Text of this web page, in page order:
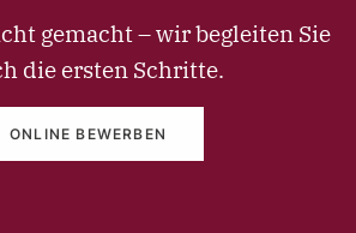
gemacht – wir begleiten Sie
die ersten Schritte.
ONLINE BEWERBEN